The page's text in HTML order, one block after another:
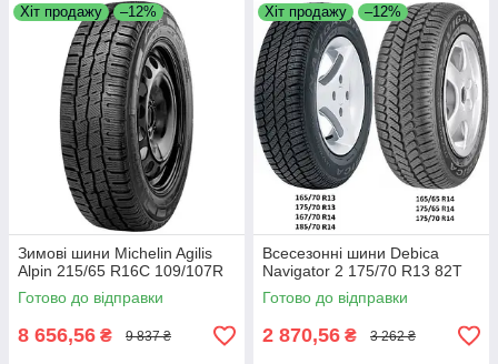
Хіт продажу –12%
Зимові шини Michelin Agilis
Alpin 215/65 R16C 109/107R
Готово до відправки
8 656,56 ₴ 9 837 ₴
Хіт продажу –12%
Всесезонні шини Debica
Navigator 2 175/70 R13 82T
Готово до відправки
2 870,56 ₴ 3 262 ₴